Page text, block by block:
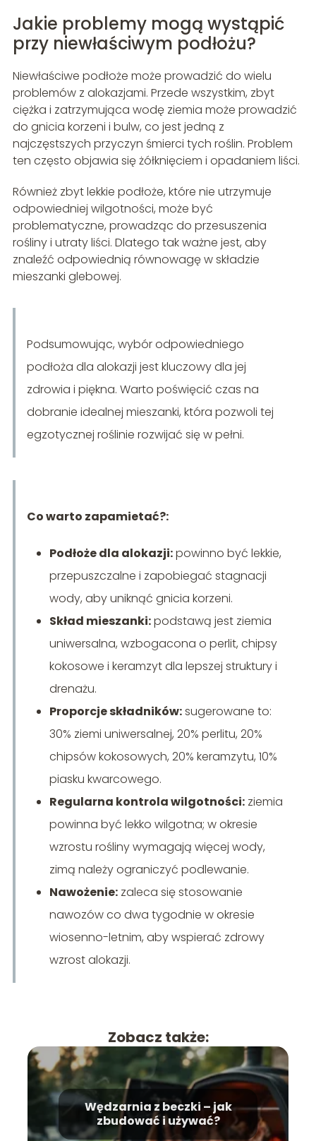
Jakie problemy mogą wystąpić
przy niewłaściwym podłożu?
Niewłaściwe podłoże może prowadzić do wielu
problemów z alokazjami. Przede wszystkim, zbyt
ciężka i zatrzymująca wodę ziemia może prowadzić
do gnicia korzeni i bulw, co jest jedną z
najczęstszych przyczyn śmierci tych roślin. Problem
ten często objawia się żółknięciem i opadaniem liści.
Również zbyt lekkie podłoże, które nie utrzymuje
odpowiedniej wilgotności, może być
problematyczne, prowadząc do przesuszenia
rośliny i utraty liści. Dlatego tak ważne jest, aby
znaleźć odpowiednią równowagę w składzie
mieszanki glebowej.
Podsumowując, wybór odpowiedniego
podłoża dla alokazji jest kluczowy dla jej
zdrowia i piękna. Warto poświęcić czas na
dobranie idealnej mieszanki, która pozwoli tej
egzotycznej roślinie rozwijać się w pełni.
Co warto zapamietać?:
Podłoże dla alokazji:powinno być lekkie,
przepuszczalne i zapobiegać stagnacji
wody, aby uniknąć gnicia korzeni.
Skład mieszanki:podstawą jest ziemia
uniwersalna, wzbogacona o perlit, chipsy
kokosowe i keramzyt dla lepszej struktury i
drenażu.
Proporcje składników:sugerowane to:
30% ziemi uniwersalnej, 20% perlitu, 20%
chipsów kokosowych, 20% keramzytu, 10%
piasku kwarcowego.
Regularna kontrola wilgotności:ziemia
powinna być lekko wilgotna; w okresie
wzrostu rośliny wymagają więcej wody,
zimą należy ograniczyć podlewanie.
Nawożenie:zaleca się stosowanie
nawozów co dwa tygodnie w okresie
wiosenno-letnim, aby wspierać zdrowy
wzrost alokazji.
Zobacz także:
Wędzarnia z beczki – jak
zbudować i używać?